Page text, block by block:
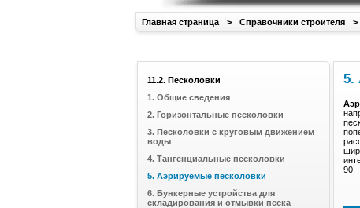
Главная страница > Справочники строителя >
5.
11.2. Песколовки
1. Общие сведения
2. Горизонтальные песколовки
3. Песколовки с круговым движением
воды
4. Тангенциальные песколовки
5. Аэрируемые песколовки
6. Бункерные устройства для
складирования и отмывки песка